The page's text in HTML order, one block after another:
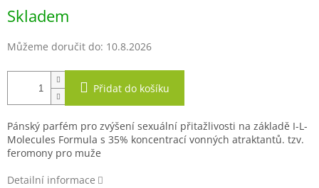
cena:
Skladem
Můžeme doručit do: 10.8.2026
Přidat do košíku
Pánský parfém pro zvýšení sexuální přitažlivosti na základě I-L-
Molecules Formula s 35% koncentrací vonných atraktantů. tzv.
feromony pro muže
Detailní informace